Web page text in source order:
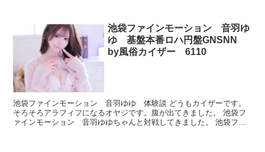
池袋ファインモーション 音羽ゆ
ゆ 基盤本番ロハ円盤GNSNN
by風俗カイザー 6110
池袋ファインモーション 音羽ゆゆ 体験談 どうもカイザーです。
そろそろアラフィフになるオヤジです。腹が出てきました。 池袋フ
ァインモーション 音羽ゆゆちゃんと対戦してきました。 池袋ファ